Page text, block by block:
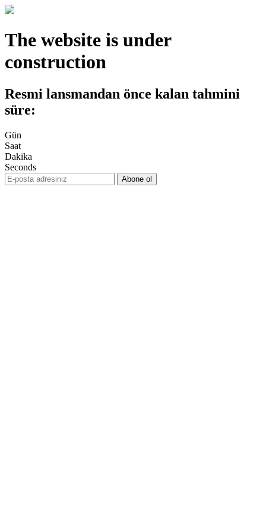
The website is under
construction
Resmi lansmandan önce kalan tahmini
süre:
Gün
Saat
Dakika
Seconds